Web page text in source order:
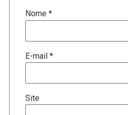
Nome*
E-mail*
Site